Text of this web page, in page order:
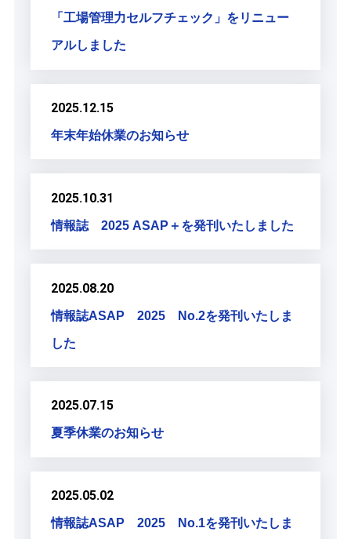
「工場管理力セルフチェック」をリニュー
アルしました
2025.12.15
年末年始休業のお知らせ
2025.10.31
情報誌 2025 ASAP＋を発刊いたしました
2025.08.20
情報誌ASAP 2025 No.2を発刊いたしま
した
2025.07.15
夏季休業のお知らせ
2025.05.02
情報誌ASAP 2025 No.1を発刊いたしま